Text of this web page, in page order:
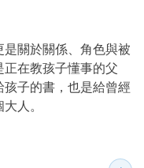
關於關係、角色與被
在教孩子懂事的父
子的書，也是給曾經
人。